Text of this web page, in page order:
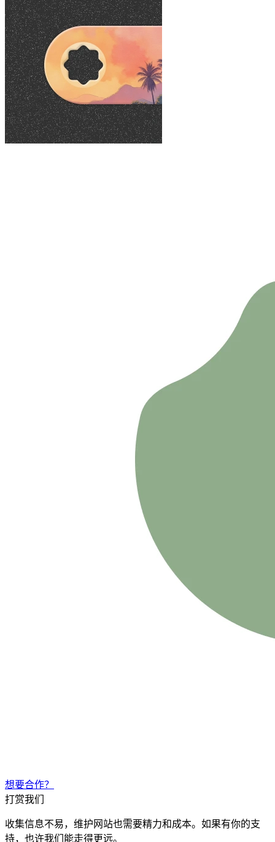
想要合作？
打赏我们
收集信息不易，维护网站也需要精力和成本。如果有你的支
持，也许我们能走得更远。